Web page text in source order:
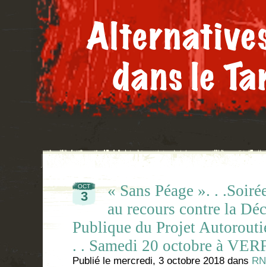
OCT
3
« Sans Péage ». .
au recours contre la
Publique du Projet
. . Samedi 20 octobre à
Publié le mercredi, 3 octobre 2018 dans